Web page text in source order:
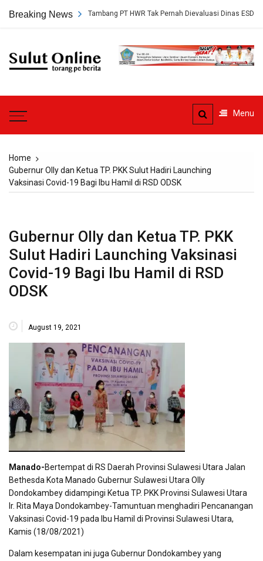
Breaking News
Persetujuan Tambang PT HWR Tak Pernah Dievaluasi Dinas ESDM
Sulut
Menu
Home
Gubernur Olly dan Ketua TP. PKK Sulut Hadiri Launching
Vaksinasi Covid-19 Bagi Ibu Hamil di RSD ODSK
Gubernur Olly dan Ketua TP. PKK
Sulut Hadiri Launching Vaksinasi
Covid-19 Bagi Ibu Hamil di RSD
ODSK
August 19, 2021
Manado-Bertempat di RS Daerah Provinsi Sulawesi Utara Jalan
Bethesda Kota Manado Gubernur Sulawesi Utara Olly
Dondokambey didampingi Ketua TP. PKK Provinsi Sulawesi Utara
Ir. Rita Maya Dondokambey-Tamuntuan menghadiri Pencanangan
Vaksinasi Covid-19 pada Ibu Hamil di Provinsi Sulawesi Utara,
Kamis (18/08/2021)
Dalam kesempatan ini juga Gubernur Dondokambey yang